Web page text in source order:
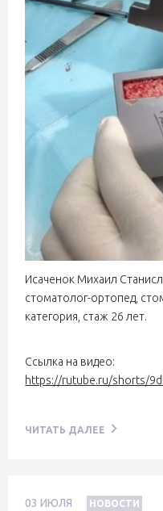
Исаченок Михаил
стоматолог-ортопед,
категория, стаж 26 лет.
Ссылка на видео:
https://rutube.ru/shorts/
ЧИТАТЬ ДАЛЕЕ
03 ИЮЛЯ НОВОСТИ